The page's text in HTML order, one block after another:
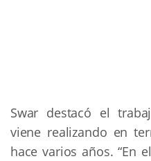
Swar destacó el
viene realizando en
hace varios años. “En